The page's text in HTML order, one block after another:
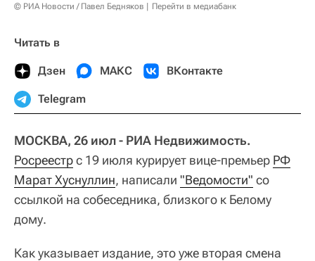
© РИА Новости / Павел Бедняков Перейти в медиабанк
Читать в
Дзен МАКС ВКонтакте
Telegram
МОСКВА, 26 июл - РИА Недвижимость.
Росреестрс 19 июля курирует вице-премьер РФ
Марат Хуснуллин, написали "Ведомости" со
ссылкой на собеседника, близкого к Белому
дому.
Как указывает издание, это уже вторая смена